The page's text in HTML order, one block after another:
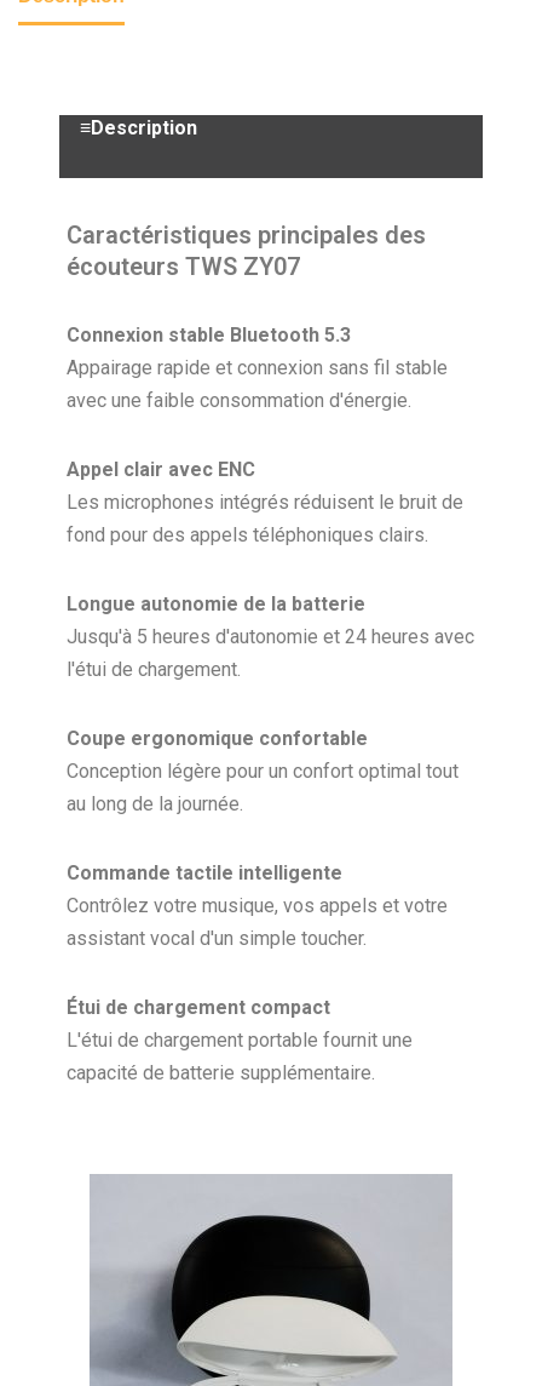
≡Description
Caractéristiques principales des
écouteurs TWS ZY07
Connexion stable Bluetooth 5.3
Appairage rapide et connexion sans fil stable
avec une faible consommation d'énergie.
Appel clair avec ENC
Les microphones intégrés réduisent le bruit de
fond pour des appels téléphoniques clairs.
Longue autonomie de la batterie
Jusqu'à 5 heures d'autonomie et 24 heures avec
l'étui de chargement.
Coupe ergonomique confortable
Conception légère pour un confort optimal tout
au long de la journée.
Commande tactile intelligente
Contrôlez votre musique, vos appels et votre
assistant vocal d'un simple toucher.
Étui de chargement compact
L'étui de chargement portable fournit une
capacité de batterie supplémentaire.